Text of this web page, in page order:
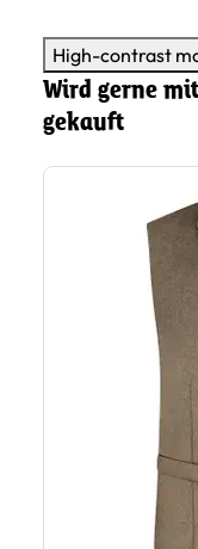
High-contrast
Wird gerne
gekauft